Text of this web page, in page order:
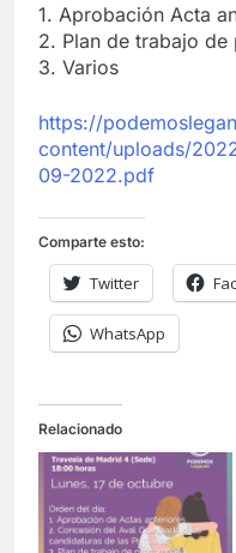
1. Aprobación Acta
2. Plan de trabajo de
3. Varios
https://
content/uploads/
09-2022.pdf
Comparte esto:
Twitter
WhatsApp
Relacionado